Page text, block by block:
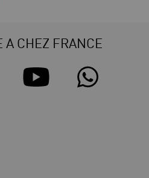
A CHEZ FRANCE